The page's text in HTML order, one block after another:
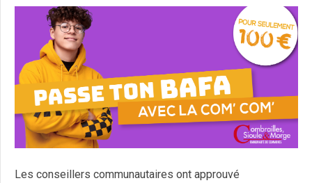
Les conseillers communautaires ont approuvé